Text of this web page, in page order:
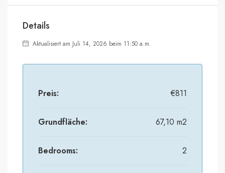
Details
Aktualisiert am Juli 14, 2026 beim 11:50 a.m.
Preis: €811
Grundfläche: 67,10 m2
Bedrooms: 2